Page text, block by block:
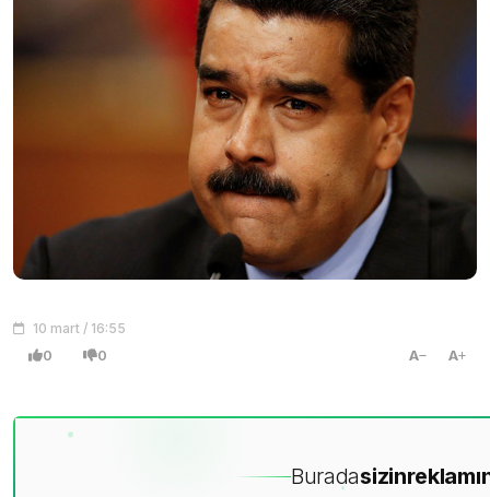
10 mart / 16:55
0 0 A A
Buradasizin